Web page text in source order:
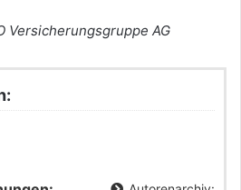
Versicherungsgruppe AG